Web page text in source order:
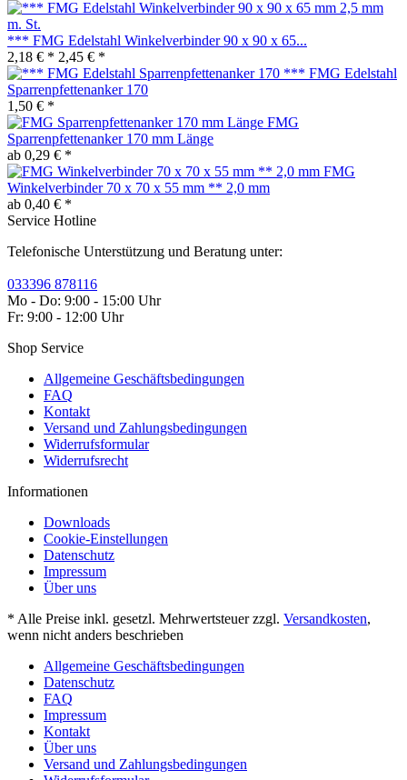
*** FMG Edelstahl Winkelverbinder 90 x 90 x 65...
2,18 € * 2,45 € *
*** FMG Edelstahl
Sparrenpfettenanker 170
1,50 € *
FMG
Sparrenpfettenanker 170 mm Länge
ab 0,29 € *
FMG
Winkelverbinder 70 x 70 x 55 mm ** 2,0 mm
ab 0,40 € *
Service Hotline
Telefonische Unterstützung und Beratung unter:
033396 878116
Mo - Do: 9:00 - 15:00 Uhr
Fr: 9:00 - 12:00 Uhr
Shop Service
Allgemeine Geschäftsbedingungen
FAQ
Kontakt
Versand und Zahlungsbedingungen
Widerrufsformular
Widerrufsrecht
Informationen
Downloads
Cookie-Einstellungen
Datenschutz
Impressum
Über uns
* Alle Preise inkl. gesetzl. Mehrwertsteuer zzgl. Versandkosten,
wenn nicht anders beschrieben
Allgemeine Geschäftsbedingungen
Datenschutz
FAQ
Impressum
Kontakt
Über uns
Versand und Zahlungsbedingungen